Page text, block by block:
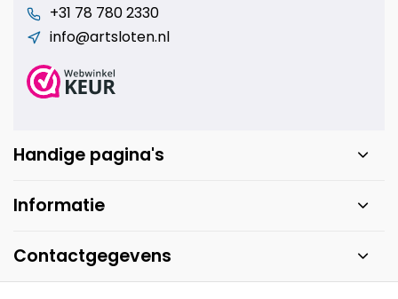
+31 78 780 2330
info@artsloten.nl
Handige pagina's
Informatie
Contactgegevens